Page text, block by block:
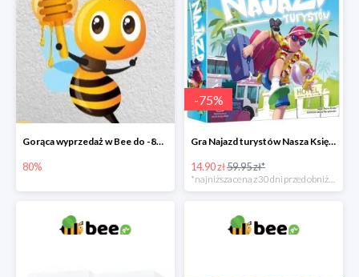
Gorąca wyprzedaż w Bee do -80%
80%
-75%
Gra Najazd turystów Nasza Księgarnia -75%
14.90 zł59.95 zł*